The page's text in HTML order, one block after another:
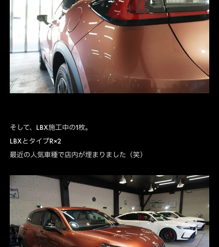
そして、LBX施工中の1枚。
LBXとタイプR×2
最近の人気車種で店内が埋まりました（笑）